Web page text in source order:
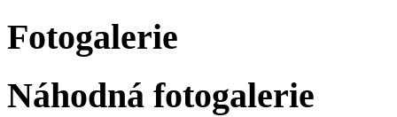
Fotogalerie
Náhodná fotogalerie